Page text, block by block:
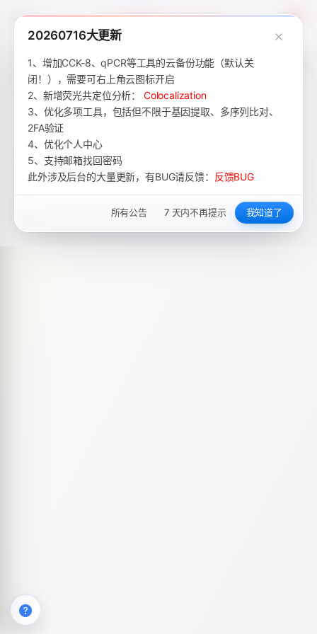
Academic Tools 4
20260716大更新
1、增加CCK-8、qPCR等工具的云备份功能（默认关
闭！），需要可右上角云图标开启
2、新增荧光共定位分析： Colocalization
3、优化多项工具，包括但不限于基因提取、多序列比对、
2FA验证
4、优化个人中心
5、支持邮箱找回密码
此外涉及后台的大量更新，有BUG请反馈： 反馈BUG
所有公告 7 天内不再提示 我知道了